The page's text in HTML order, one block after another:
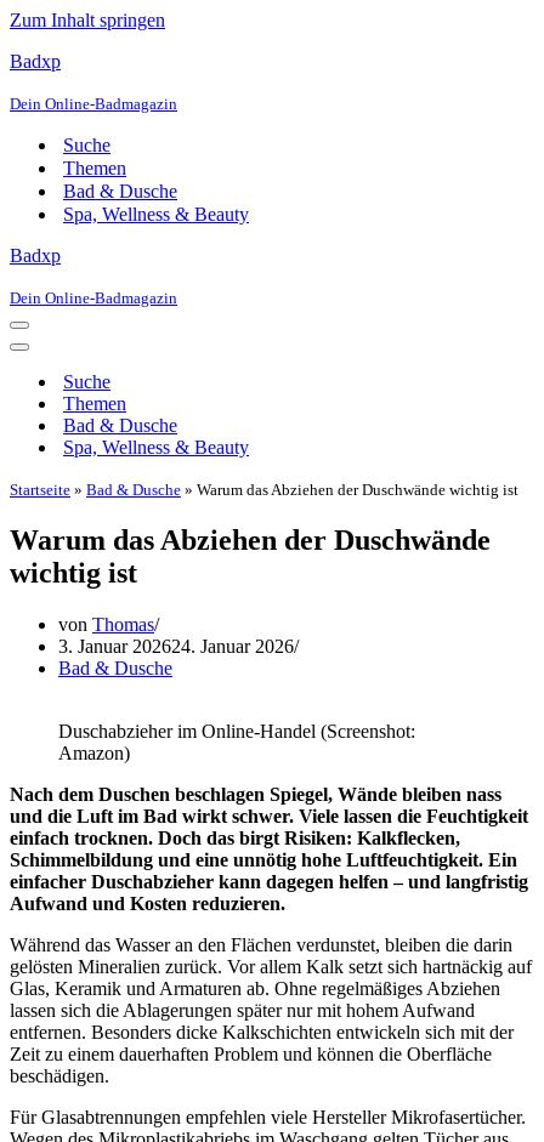
Zum Inhalt springen
Badxp
Dein Online-Badmagazin
Suche
Themen
Bad & Dusche
Spa, Wellness & Beauty
Badxp
Dein Online-Badmagazin
Navigationsmenü
Navigationsmenü
Suche
Themen
Bad & Dusche
Spa, Wellness & Beauty
Startseite » Bad & Dusche » Warum das Abziehen der Duschwände wichtig ist
Warum das Abziehen der Duschwände
wichtig ist
von Thomas
3. Januar 202624. Januar 2026
Bad & Dusche
Duschabzieher im Online-Handel (Screenshot:
Amazon)
Nach dem Duschen beschlagen Spiegel, Wände bleiben nass
und die Luft im Bad wirkt schwer. Viele lassen die Feuchtigkeit
einfach trocknen. Doch das birgt Risiken: Kalkflecken,
Schimmelbildung und eine unnötig hohe Luftfeuchtigkeit. Ein
einfacher Duschabzieher kann dagegen helfen – und langfristig
Aufwand und Kosten reduzieren.
Während das Wasser an den Flächen verdunstet, bleiben die darin
gelösten Mineralien zurück. Vor allem Kalk setzt sich hartnäckig auf
Glas, Keramik und Armaturen ab. Ohne regelmäßiges Abziehen
lassen sich die Ablagerungen später nur mit hohem Aufwand
entfernen. Besonders dicke Kalkschichten entwickeln sich mit der
Zeit zu einem dauerhaften Problem und können die Oberfläche
beschädigen.
Für Glasabtrennungen empfehlen viele Hersteller Mikrofasertücher.